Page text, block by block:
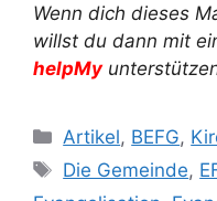
Wenn dich dieses
willst du dann mit
helpMy
Kategorien
Artikel, BEFG,
Schlagwörter
Die Gemeinde,